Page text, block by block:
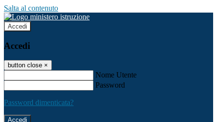
Salta al contenuto
Accedi
Accedi
button close ×
Nome Utente
Password
Password dimenticata?